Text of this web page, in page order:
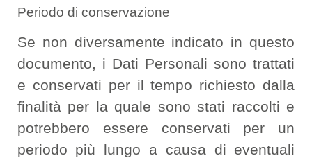
Periodo di conservazione
Se non diversamente indicato in questo
documento, i Dati Personali sono trattati
e conservati per il tempo richiesto dalla
finalità per la quale sono stati raccolti e
potrebbero essere conservati per un
periodo più lungo a causa di eventuali